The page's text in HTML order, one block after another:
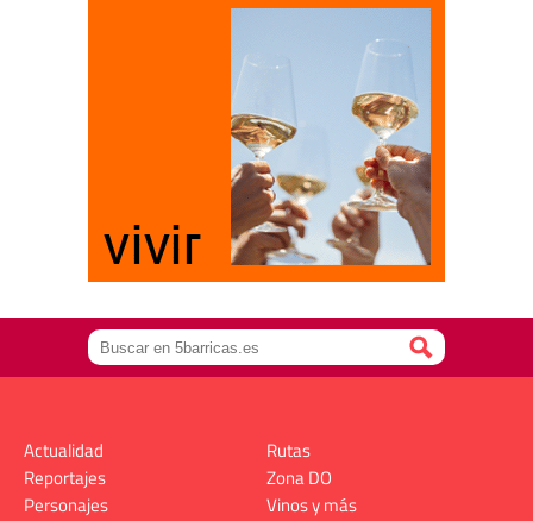
Actualidad
Reportajes
Personajes
Rutas
Zona DO
Vinos y más